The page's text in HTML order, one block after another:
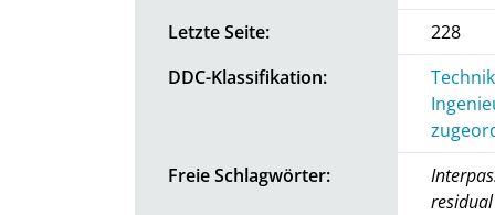
Letzte Seite:
228
DDC-Klassifikation:
Freie Schlagwörter: